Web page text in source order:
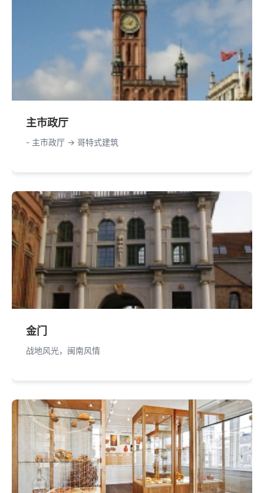
主市政厅
- 主市政厅 -> 哥特式建筑
金门
战地风光，闽南风情